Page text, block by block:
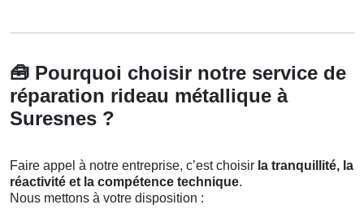
🧰 Pourquoi choisir notre service de
réparation rideau métallique à
Suresnes ?
Faire appel à notre entreprise, c’est choisir la tranquillité, la
réactivité et la compétence technique.
Nous mettons à votre disposition :